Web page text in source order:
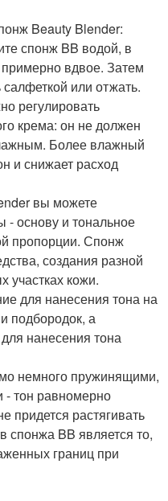
Beauty Blender:
спонж BB водой, в
примерно вдвое. Затем
или отжать.
регулировать
крема: он не должен
Более влажный
и снижает расход
вы можете
основу и тональное
пропорции. Спонж
создания разной
участках кожи.
для нанесения тона на
подбородок, а
нанесения тона
немного пружинящими,
тон равномерно
придется растягивать
спонжа BB является то,
границ при